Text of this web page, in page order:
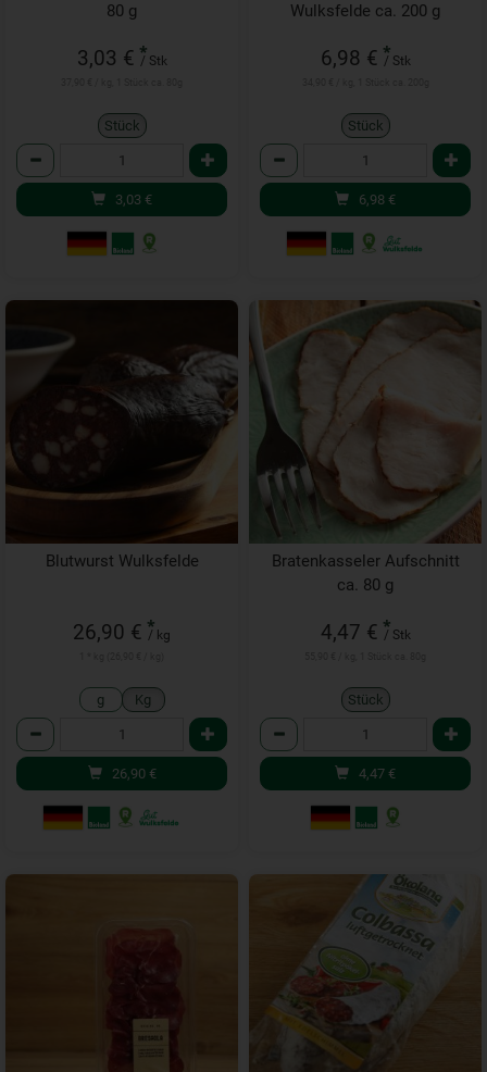
80 g
3,03 € *
/ Stk
Stück
Anzahl
3,03 €
Wulksfelde ca. 200 g
6,98 € *
/ Stk
Stück
Anzahl
6,98 €
Blutwurst Wulksfelde
26,90 € *
/ kg
g Kg
Anzahl
26,90 €
Bratenkasseler Aufschnitt
ca. 80 g
4,47 € *
/ Stk
Stück
Anzahl
4,47 €